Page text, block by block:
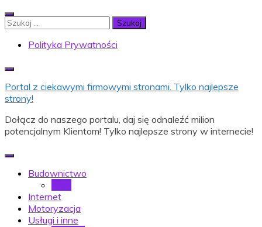
Skip
to
Szukaj:
Polityka Prywatności
Portal z ciekawymi firmowymi stronami. Tylko najlepsze
strony!
Dołącz do naszego portalu, daj się odnaleźć milion
potencjalnym Klientom! Tylko najlepsze strony w internecie!
Budownictwo
Internet
Motoryzacja
Usługi i inne